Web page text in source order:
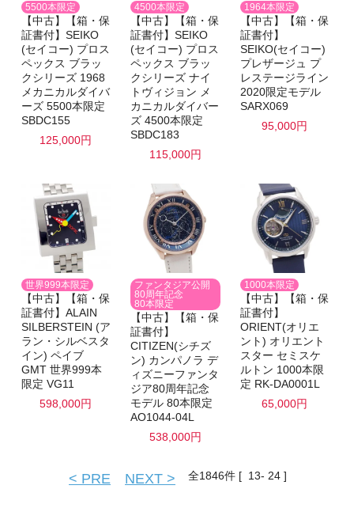
5500本限定
【中古】【箱・保
証書付】SEIKO
(セイコー) プロス
ペックス ブラッ
クシリーズ 1968
メカニカルダイバ
ーズ 5500本限定
SBDC155
125,000円
4500本限定
【中古】【箱・保
証書付】SEIKO
(セイコー) プロス
ペックス ブラッ
クシリーズ ナイ
トヴィジョン メ
カニカルダイバー
ズ 4500本限定
SBDC183
115,000円
1964本限定
【中古】【箱・保
証書付】
SEIKO(セイコー)
プレザージュ プ
レステージライン
2020限定モデル
SARX069
95,000円
世界999本限定
【中古】【箱・保
証書付】ALAIN
SILBERSTEIN (ア
ラン・シルベスタ
イン) ペイブ
GMT 世界999本
限定 VG11
598,000円
ファンタジア公開
80周年記念
80本限定
【中古】【箱・保
証書付】
CITIZEN(シチズ
ン) カンパノラ デ
ィズニーファンタ
ジア80周年記念
モデル 80本限定
AO1044-04L
538,000円
1000本限定
【中古】【箱・保
証書付】
ORIENT(オリエ
ント) オリエント
スター セミスケ
ルトン 1000本限
定 RK-DA0001L
65,000円
< PRE NEXT > 全1846件 [ 13- 24 ]